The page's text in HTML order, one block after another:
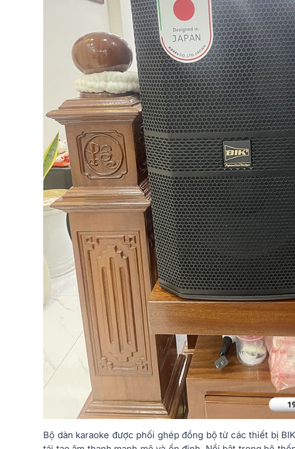
Bộ dàn karaoke được phối ghép đồng bộ từ các thiết bị